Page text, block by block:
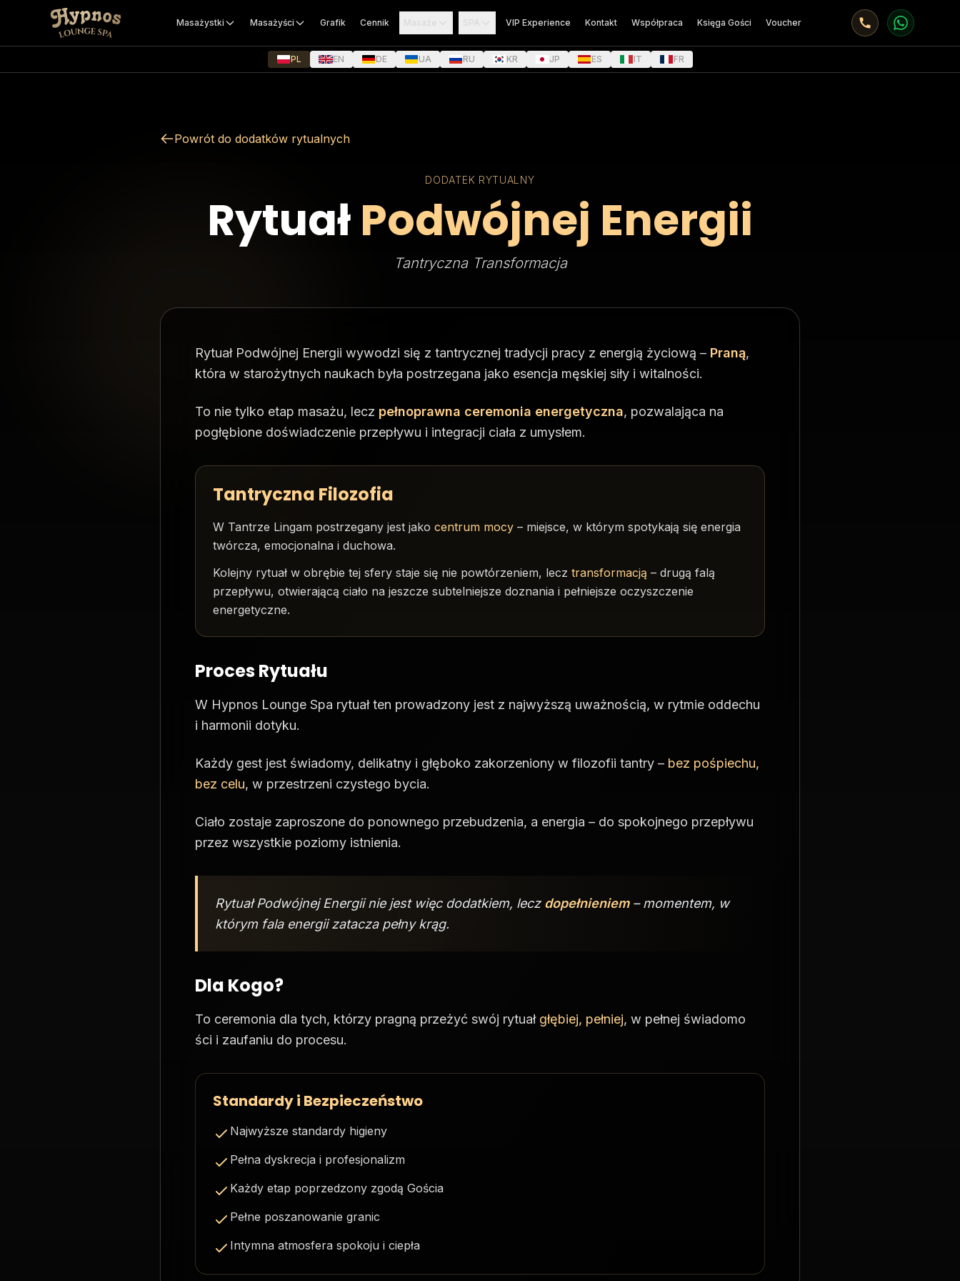
Masażystki Masażyści Grafik Cennik VIP Experience Kontakt Współpraca Księga Gości Voucher
PL EN DE UA RU KR JP ES IT FR
Powrót do dodatków rytualnych
DODATEK RYTUALNY
Rytuał Podwójnej Energii
Tantryczna Transformacja
Rytuał Podwójnej Energii wywodzi się z tantrycznej tradycji pracy z energią życiową – Praną,
która w starożytnych naukach była postrzegana jako esencja męskiej siły i witalności.
To nie tylko etap masażu, lecz pełnoprawna ceremonia energetyczna, pozwalająca na
pogłębione doświadczenie przepływu i integracji ciała z umysłem.
Tantryczna Filozofia
W Tantrze Lingam postrzegany jest jako centrum mocy – miejsce, w którym spotykają się energia
twórcza, emocjonalna i duchowa.
Kolejny rytuał w obrębie tej sfery staje się nie powtórzeniem, lecz transformacją – drugą falą
przepływu, otwierającą ciało na jeszcze subtelniejsze doznania i pełniejsze oczyszczenie
energetyczne.
Proces Rytuału
W Hypnos Lounge Spa rytuał ten prowadzony jest z najwyższą uważnością, w rytmie oddechu
i harmonii dotyku.
Każdy gest jest świadomy, delikatny i głęboko zakorzeniony w filozofii tantry – bez pośpiechu,
bez celu, w przestrzeni czystego bycia.
Ciało zostaje zaproszone do ponownego przebudzenia, a energia – do spokojnego przepływu
przez wszystkie poziomy istnienia.
Rytuał Podwójnej Energii nie jest więc dodatkiem, lecz dopełnieniem– momentem, w
którym fala energii zatacza pełny krąg.
Dla Kogo?
To ceremonia dla tych, którzy pragną przeżyć swój rytuał głębiej, pełniej, w pełnej świadomo
ści i zaufaniu do procesu.
Standardy i Bezpieczeństwo
Najwyższe standardy higieny
Pełna dyskrecja i profesjonalizm
Każdy etap poprzedzony zgodą Gościa
Pełne poszanowanie granic
Intymna atmosfera spokoju i ciepła